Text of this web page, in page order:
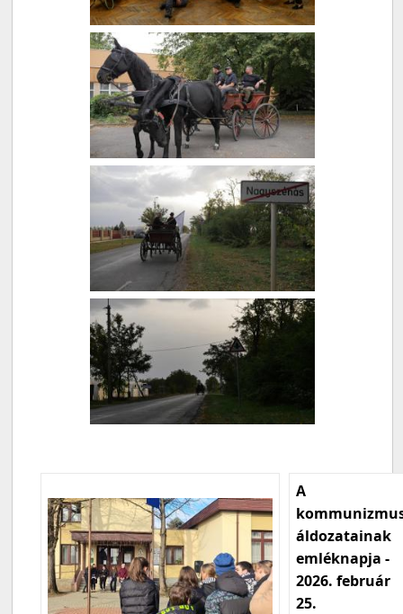
A
áldozatainak
emléknapja -
2026. február
25.